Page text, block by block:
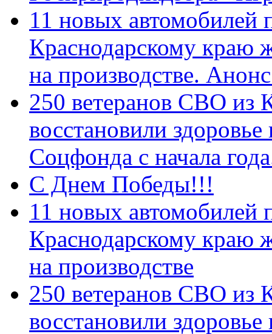
11 новых автомобилей
Краснодарскому краю
на производстве.
250 ветеранов СВО из
восстановили
Соцфонда с начала
С Днем Победы!!!
11 новых автомобилей
Краснодарскому краю
на производстве
250 ветеранов СВО из
восстановили